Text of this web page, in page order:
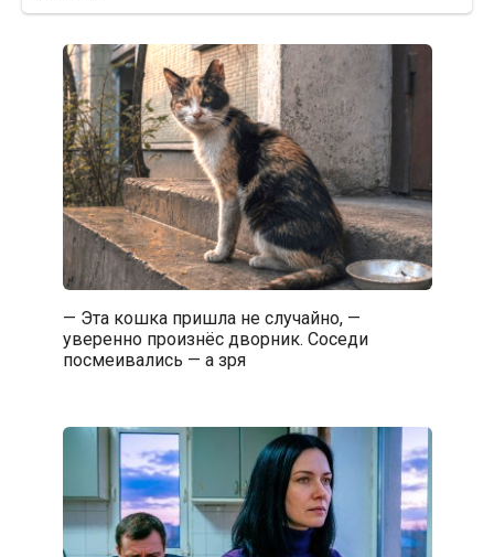
— Эта кошка пришла не случайно, —
уверенно произнёс дворник. Соседи
посмеивались — а зря